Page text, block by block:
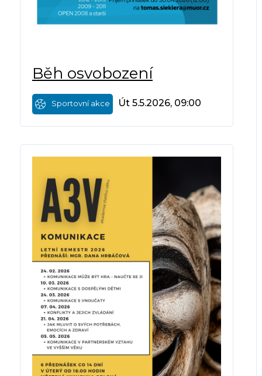
Běh osvobození
Sportovní akce Út 5.5.2026, 09:00